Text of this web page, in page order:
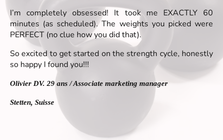
I’m completely obsessed! It took me EXACTLY 60
minutes (as scheduled). The weights you picked were
PERFECT (no clue how you did that).
So excited to get started on the strength cycle, honestly
so happy I found you!!!
Olivier DV. 29 ans / Associate marketing manager
Stetten, Suisse